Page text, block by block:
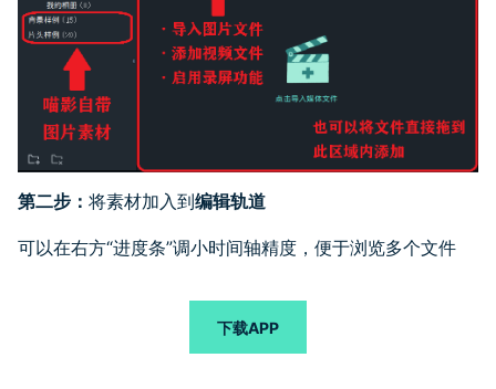
第二步： 将素材加入到编辑轨道
可以在右方“进度条”调小时间轴精度，便于浏览多个文件
下载APP